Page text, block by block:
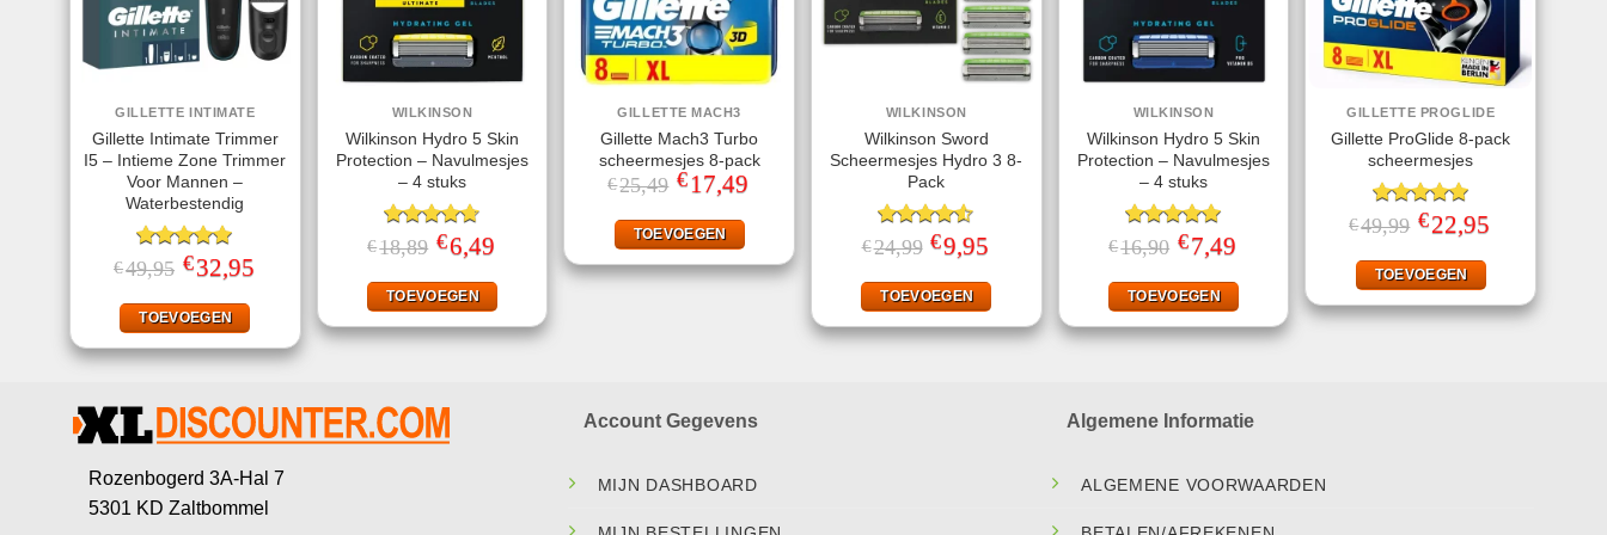
GILLETTE INTIMATE
Gillette Intimate Trimmer
I5 – Intieme Zone Trimmer
Voor Mannen –
Waterbestendig
Gewaardeerd
4.93uit 5
€49,95 Oorspronkelijke
prijs
€49,95.
€32,95prijs
TOEVOEGEN
WILKINSON
Wilkinson Hydro 5 Skin
Protection – Navulmesjes
– 4 stuks
Gewaardeerd
4.67uit 5
€18,89 Oorspronkelijke
prijs
€18,89.
€6,49Huidige
€6,49.
TOEVOEGEN
GILLETTE MACH3
Gillette Mach3 Turbo
scheermesjes 8-pack
€25,49 Oorspronkelijke
prijs
€25,49.
€ 17,49Huidige
TOEVOEGEN
WILKINSON
Wilkinson Sword
Scheermesjes Hydro 3 8-
Pack
Gewaardeerd
4.50uit 5
€24,99 Oorspronkelijke
prijs
€24,99.
€9,95
€9,95.
TOEVOEGEN
WILKINSON
Wilkinson Hydro 5 Skin
Protection – Navulmesjes
– 4 stuks
Gewaardeerd
5.00uit 5
€16,90 Oorspronkelijke
prijs
€16,90.
€7,49Huidige
€7,49.
TOEVOEGEN
GILLETTE PROGLIDE
Gillette ProGlide 8-pack
scheermesjes
Gewaardeerd
5.00uit 5
€49,99 Oorspronkelijke
prijs
€49,99.
€22,95prijs
TOEVOEGEN
Rozenbogerd 3A-Hal 7
5301 KD Zaltbommel
Account Gegevens
MIJN DASHBOARD
Algemene Informatie
ALGEMENE VOORWAARDEN